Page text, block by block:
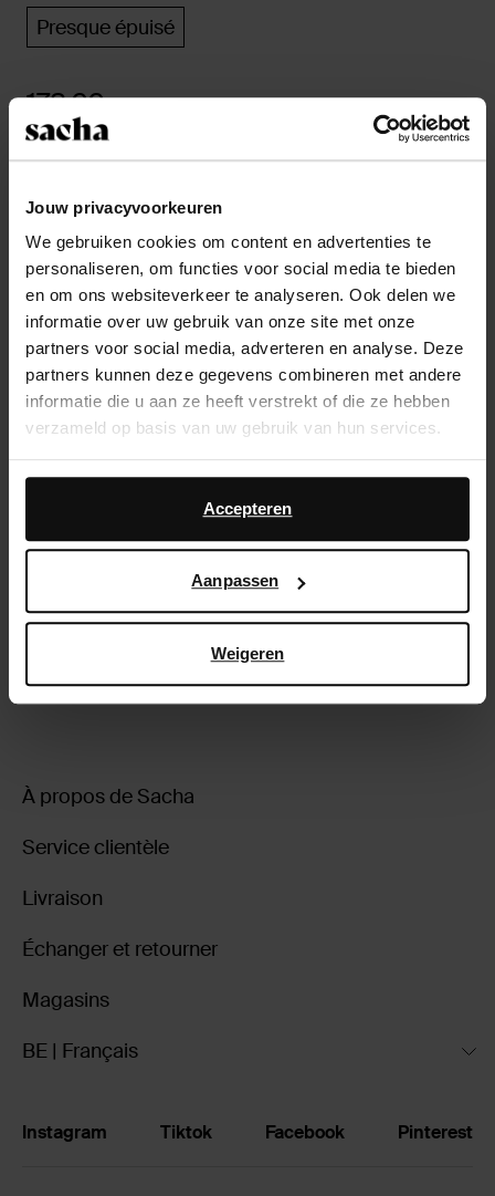
Jouw privacyvoorkeuren
We gebruiken cookies om content en advertenties te
personaliseren, om functies voor social media te bieden
en om ons websiteverkeer te analyseren. Ook delen we
informatie over uw gebruik van onze site met onze
partners voor social media, adverteren en analyse. Deze
partners kunnen deze gegevens combineren met andere
informatie die u aan ze heeft verstrekt of die ze hebben
verzameld op basis van uw gebruik van hun services.
Daarnaast werken wij samen met Google voor
advertentie- en meetdoeleinden. Meer informatie over
hoe Google uw persoonsgegevens gebruikt, vindt u op
Accepteren
Aanpassen
Weigeren
Presque épuisé
178.99
Sélectionnez votre taille
Délai de rétractation de 14 jours
Description du produit
Ces bottes hautes noires en cuir de Sacha ont un petit
talon mesurant 4 cm, une hauteur de tige de 38 cm et
une circonférence de 40 cm. Les bottes ont une tige
large et un bout pointu. Protégez les bottes avec le
spray Anti Aging.
Détails du produit
Livraison & retour
retourner
À propos de Sacha
Service clientèle
Livraison
Échanger et retourner
Magasins
BE | Français
Instagram Tiktok Facebook Pinterest